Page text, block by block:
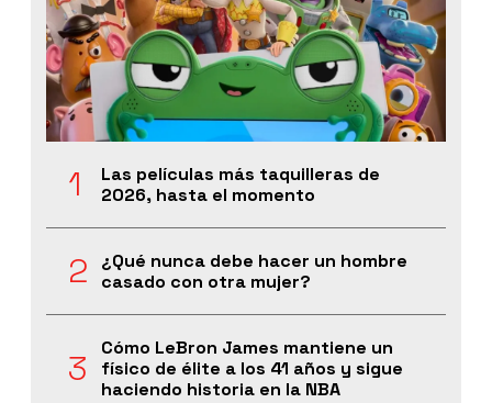
Las películas más taquilleras de
2026, hasta el momento
¿Qué nunca debe hacer un hombre
casado con otra mujer?
Cómo LeBron James mantiene un
físico de élite a los 41 años y sigue
haciendo historia en la NBA